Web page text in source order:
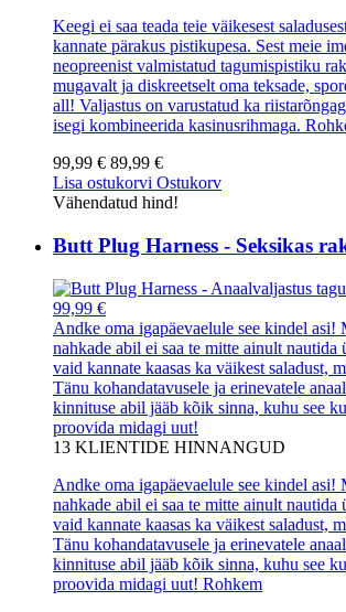
Keegi ei saa teada teie väikesest
kannate pärakus pistikupesa. Sest meie
neopreenist valmistatud tagumispistiku
mugavalt ja diskreetselt oma teksade,
all! Valjastus on varustatud ka
isegi kombineerida kasinusrihmaga.
99,99 € 89,99 €
Lisa ostukorvi Ostukorv
Vähendatud hind!
Butt Plug Harness - Seksikas
99,99 €
Andke oma igapäevaelule see kindel asi!
nahkade abil ei saa te mitte ainult nautida
vaid kannate kaasas ka väikest saladust,
Tänu kohandatavusele ja erinevatele
kinnituse abil jääb kõik sinna, kuhu see
proovida midagi uut!
13 KLIENTIDE HINNANGUD
Andke oma igapäevaelule see kindel asi!
nahkade abil ei saa te mitte ainult nautida
vaid kannate kaasas ka väikest saladust,
Tänu kohandatavusele ja erinevatele
kinnituse abil jääb kõik sinna, kuhu see
proovida midagi uut! Rohkem